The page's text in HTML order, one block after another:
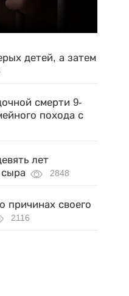
детей, а затем
смерти 9-
похода с
лет
2848
причинах своего
2116